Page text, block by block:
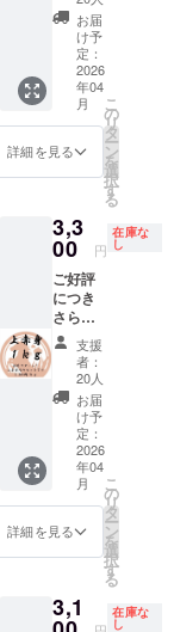
ンに貼
付され
たラベ
ルや注
意書き
をご確
認くだ
さい。
よって
パック
数が異
なりま
す。 ・
原材料
及び添
加物等
の食品
表示は
商品の
ラベル
に表記
されま
す。 商
品開封
前には
必ずお
届けの
リター
ンに貼
付され
たラベ
ルや注
意書き
をご確
認くだ
便（冷
凍） 輸
入、販
売者：
株式会
社キー
シア 補
足 ・一
番美味
しい旬
をお届
けする
ため、
お手元
に届く
までお
時間を
頂きま
す。 ・
パック
ごとに
重量が
異なる
ため、
リター
ンに
よって
パック
数が異
す。 ・
原材料
解凍方
法：冷
蔵庫で
約１日
お届け
方法：
ヤマト
運輸
クール
便（冷
入、販
売者：
株式会
社キー
シア 補
足 ・一
番美味
しい旬
の馬肉
をお届
けする
ため、
お手元
に届く
までお
時間を
頂きま
す。 ・
パック
重量が
異なる
馬肉を
加工し
ており
ます。
商品
名：遊
牧馬肉
モンゴ
ル 食べ
熱用 内
容量：
合計約
４ｋｇ
梱包：
冷凍真
空パッ
ク 保存
方法：
要冷凍
解凍方
法：冷
蔵庫で
約１日
お届け
方法：
ヤマト
運輸
クール
凍） 輸
入、販
日本の
食肉工
場で約
10年加
工経験
のある
フが、
日本の
使い加
工して
おりま
す。 日
本の加
工水準
を守り
馬肉を
加工し
ており
ます。
商品
名：遊
牧馬肉
産地：
ル 食べ
方：加
容量：
合計約
い馬を
厳選し
て使用
してい
ます。
モンゴ
肉の中
でも最
をお届
け致し
ます。
【日本
クオリ
ティの
加工】
モンゴ
ルの契
約工場
にて、
日本の
食肉工
場で約
10年加
のある
スタッ
解体用
ル遊牧
民が弊
社に輸
出する
ために
特別に
育てた
馬の中
い馬を
厳選し
て使用
してい
ます。
モンゴ
ルの馬
肉の中
でも最
高品質
の馬肉
をお届
け致し
ます。
【日本
ティの
加工】
約工場
しま
す。数
百グラ
ムごと
に分け
て、真
空パッ
クで梱
【部
位】 ガ
ツ（胃
袋）
【使用
する厳
選され
た馬】
モンゴ
ル遊牧
民が弊
社に輸
出する
ために
特別に
育てた
馬の中
い馬を
厳選し
ン】 超
お買い
得の赤
身セッ
ト 並赤
身：約
１ｋｇ
本プロ
ジェク
トで最
注目リ
ターン
です！
あっさ
りとし
た馬肉
の定
番、赤
身馬肉
のセッ
トとな
りま
す。下
記の赤
身部位
からラ
ンダム
お届け
致しま
お届
け予
定：
2026
年04
月
詳細を見る
こ
の
リ
タ
ー
ン
を
選
択
す
る
3,3
00 円
在庫な
し
ご好評
につき
さらに
追加！
【注目
リター
ン】 厳
選部位
の上赤
身セッ
ト 上赤
身：約
１ｋｇ
赤身肉
の中で
も特に
くうま
みの強
支援
者：
20人
お届
け予
定：
2026
年04
月
詳細を見る
こ
の
リ
タ
ー
ン
を
選
択
す
る
3,1 在庫な
し